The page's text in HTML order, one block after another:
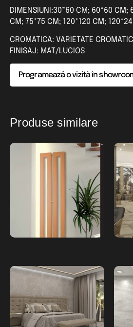
DIMENSIUNI:30*60 CM; 60*60 CM;
CM; 75*75 CM; 120*120 CM;
CROMATICA: VARIETATE
FINISAJ: MAT/LUCIOS
Programează o vizită în
Produse similare